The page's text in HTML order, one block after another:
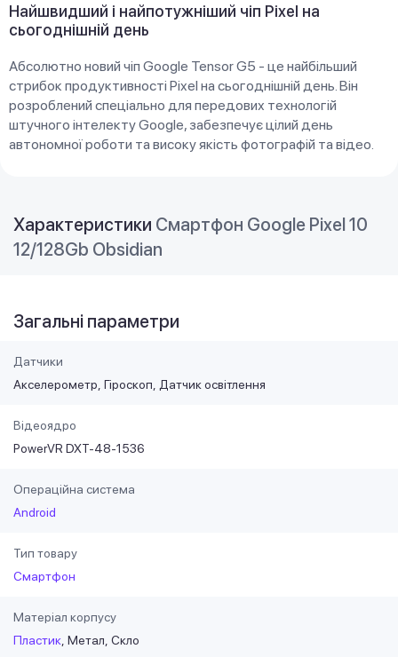
Найшвидший і найпотужніший чіп Pixel на
сьогоднішній день
Абсолютно новий чіп Google Tensor G5 - це найбільший
стрибок продуктивності Pixel на сьогоднішній день. Він
розроблений спеціально для передових технологій
штучного інтелекту Google, забезпечує цілий день
автономної роботи та високу якість фотографій та відео.
Характеристики Смартфон Google Pixel 10
12/128Gb Obsidian
Загальні параметри
Датчики
Акселерометр Гіроскоп Датчик освітлення
Відеоядро
PowerVR DXT-48-1536
Операційна система
Android
Тип товару
Смартфон
Матеріал корпусу
Пластик Метал Скло